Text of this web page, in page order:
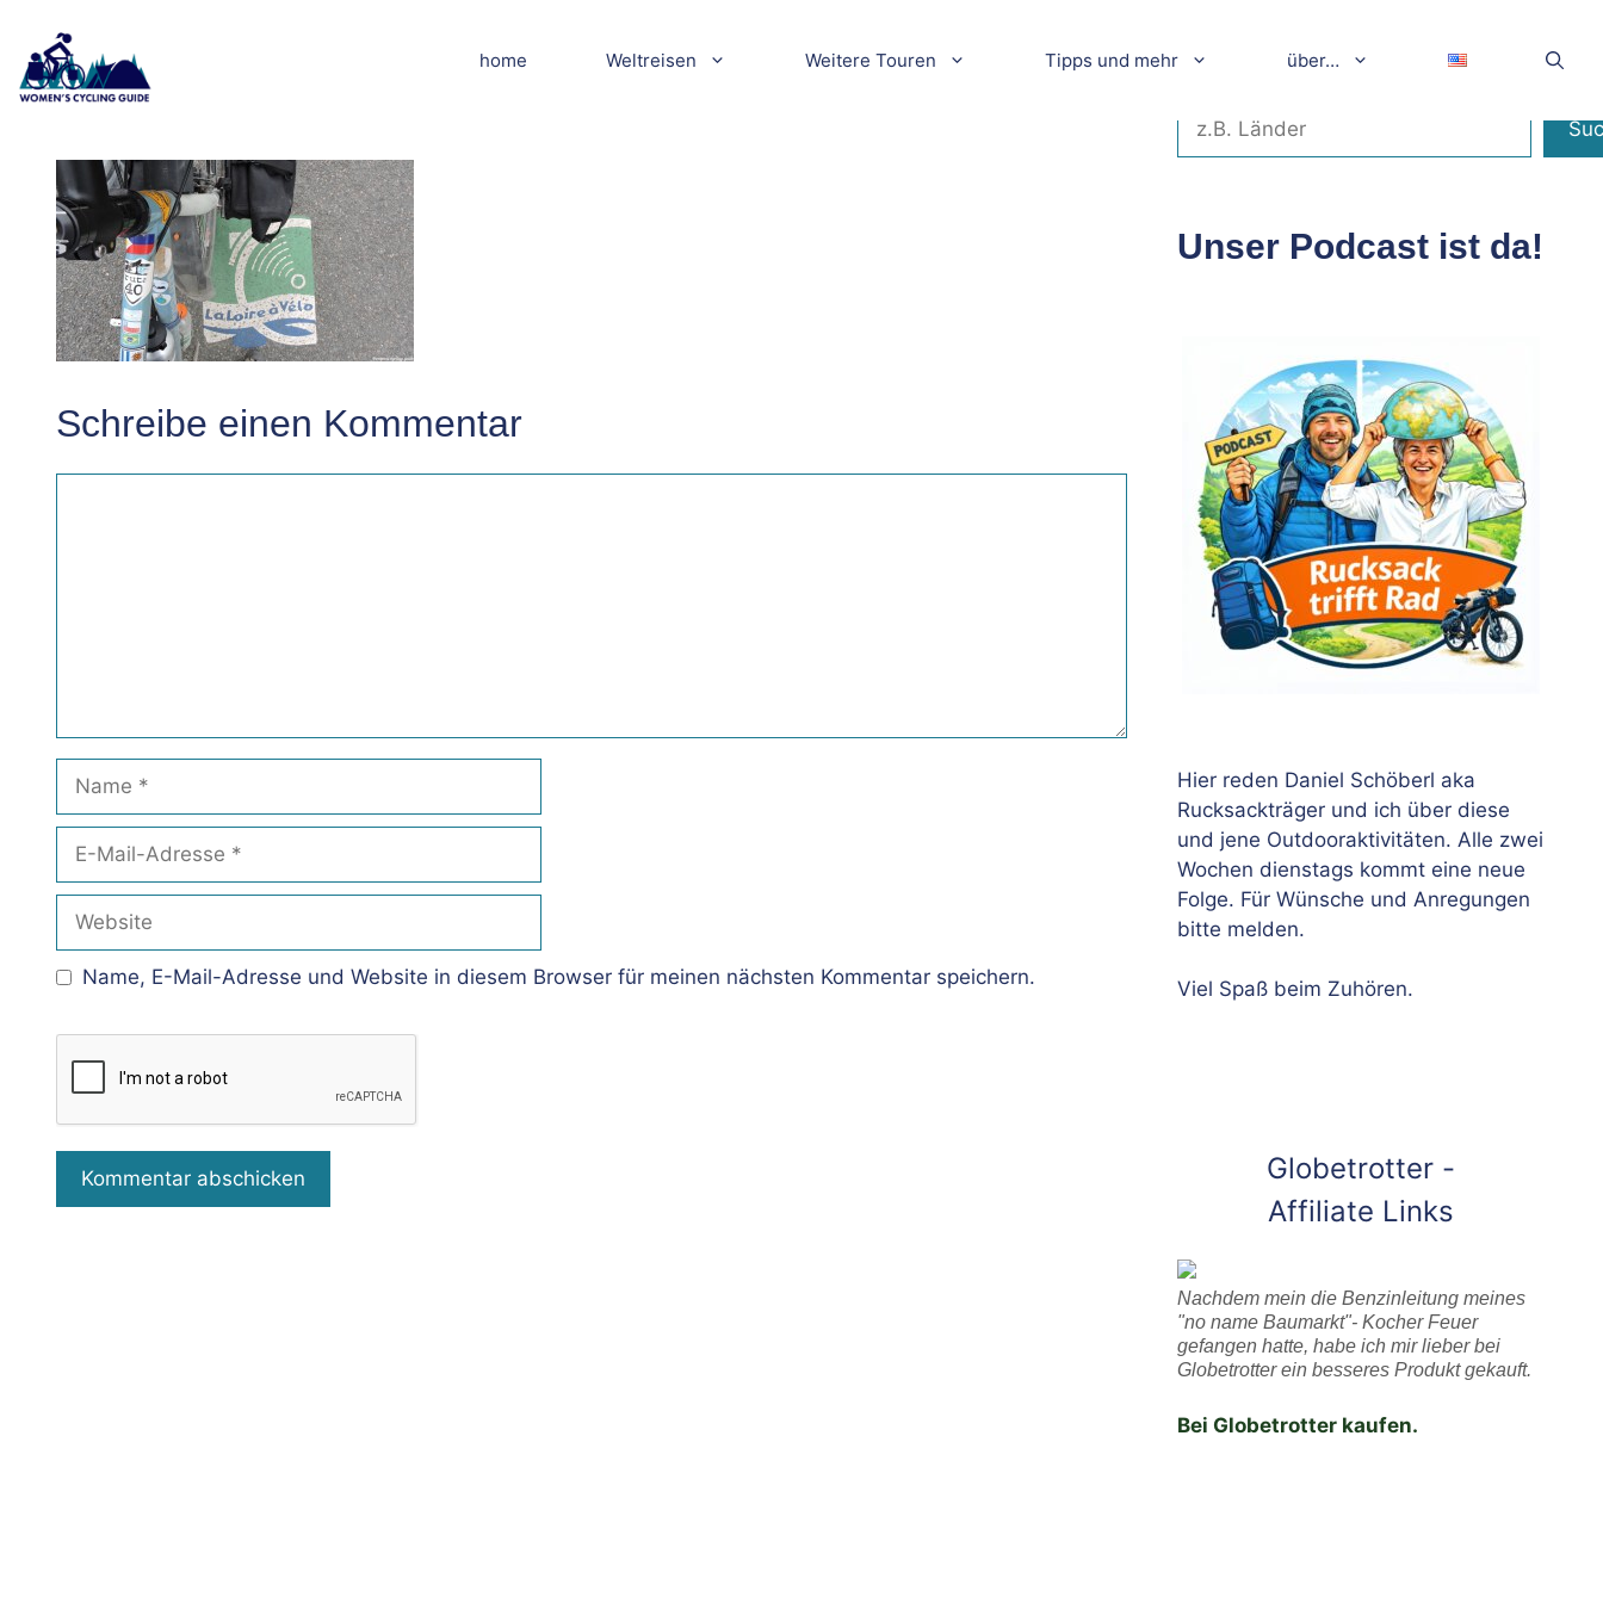
Inhalt
springen
home Weltreisen Weitere Touren Tipps und mehr über…
DSCN2477
Schreibe einen Kommentar
Mail-
Adresse
Name, E-Mail-Adresse und Website in diesem Browser für meinen nächsten Kommentar speichern.
Unser Podcast ist da!
Hier reden Daniel Schöberl aka
Rucksackträger und ich über diese
und jene Outdooraktivitäten. Alle zwei
Wochen dienstags kommt eine neue
Folge. Für Wünsche und Anregungen
bitte melden.
Viel Spaß beim Zuhören.
Globetrotter -
Affiliate Links
Nachdem mein die Benzinleitung meines
"no name Baumarkt"- Kocher Feuer
gefangen hatte, habe ich mir lieber bei
Globetrotter ein besseres Produkt gekauft.
Bei Globetrotter kaufen.